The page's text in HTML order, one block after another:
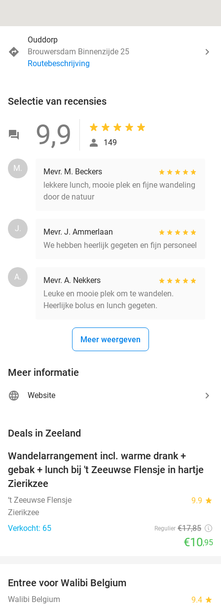
Ouddorp
Brouwersdam Binnenzijde 25
Routebeschrijving
Selectie van recensies
9,9 149
M.
Mevr. M. Beckers
lekkere lunch, mooie plek en fijne wandeling
door de natuur
J.
Mevr. J. Ammerlaan
We hebben heerlijk gegeten en fijn personeel
A.
Mevr. A. Nekkers
Leuke en mooie plek om te wandelen.
Heerlijke bolus en lunch gegeten.
Meer weergeven
Meer informatie
Website
Deals in Zeeland
TODAY
Wandelarrangement incl. warme drank +
gebak + lunch bij 't Zeeuwse Flensje in hartje
Zierikzee
‘t Zeeuwse Flensje 9.9 star
Zierikzee
Verkocht: 65
Regulier €17,85
€10,95
Entree voor Walibi Belgium
Walibi Belgium 9.4 star